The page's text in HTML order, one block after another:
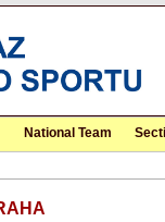
National Team